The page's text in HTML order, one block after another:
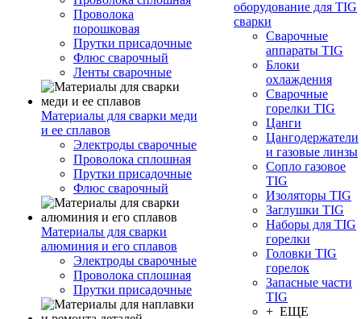
Проволока
порошковая
Прутки присадочные
Флюс сварочный
Ленты сварочные
Материалы для сварки меди
и ее сплавов
Электроды сварочные
Проволока сплошная
Прутки присадочные
Флюс сварочный
Материалы для сварки
алюминия и его сплавов
Электроды сварочные
Проволока сплошная
Прутки присадочные
оборудование для TIG
сварки
Сварочные
аппараты TIG
Блоки
охлаждения
Сварочные
горелки TIG
Цанги
Цангодержатели
и газовые линзы
Сопло газовое
TIG
Изоляторы TIG
Заглушки TIG
Наборы для TIG
горелки
Головки TIG
горелок
Запасные части
TIG
+ ЕЩЕ